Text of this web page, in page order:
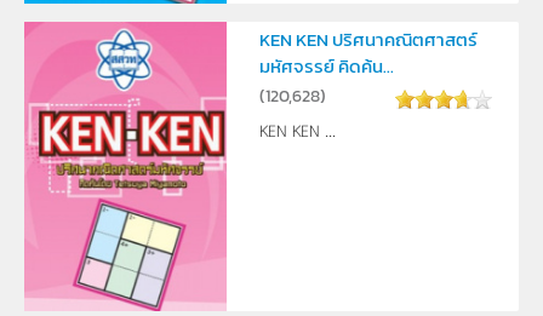
KEN KEN ปริศนาคณิตศาสตร์
มหัศจรรย์ คิดค้น...
(120,628)
KEN KEN ...